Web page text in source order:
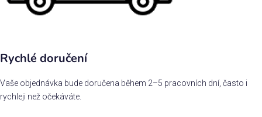
Rychlé doručení
Vaše objednávka bude doručena během 2–5 pracovních dní, často i
rychleji než očekáváte.